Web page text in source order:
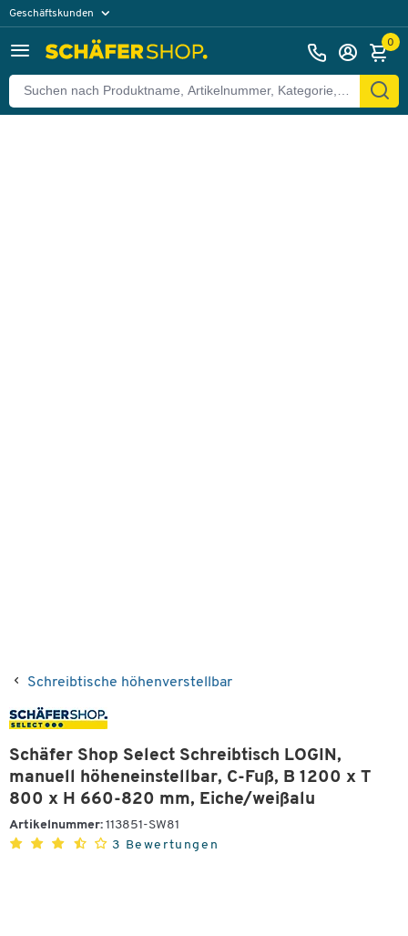
Geschäftskunden
0
Schreibtische höhenverstellbar
Schäfer Shop Select Schreibtisch LOGIN,
manuell höheneinstellbar, C-Fuß, B 1200 x T
800 x H 660-820 mm, Eiche/weißalu
Artikelnummer: 113851-SW81
3 Bewertungen
Zurück